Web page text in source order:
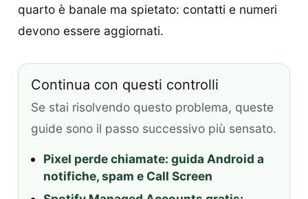
quarto è banale ma spietato: contatti e numeri
devono essere aggiornati.
Continua con questi controlli
Se stai risolvendo questo problema, queste
guide sono il passo successivo più sensato.
Pixel perde chiamate: guida Android a
notifiche, spam e Call Screen